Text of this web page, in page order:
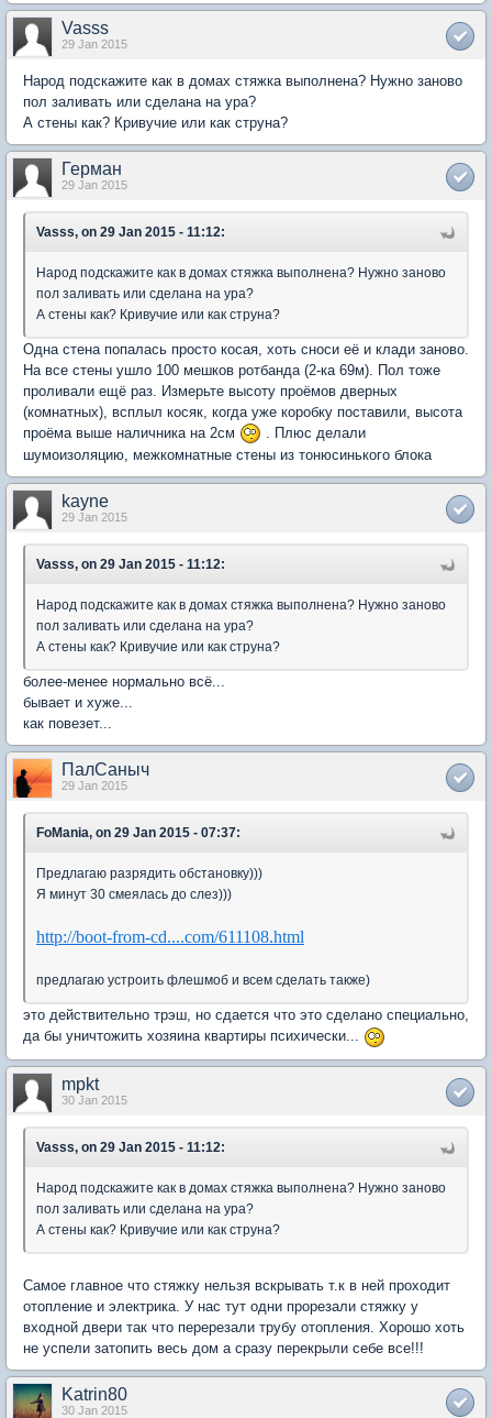
Vasss
29 Jan 2015
Народ подскажите как в домах стяжка выполнена? Нужно заново
пол заливать или сделана на ура?
А стены как? Кривучие или как струна?
Герман
29 Jan 2015
Vasss, on 29 Jan 2015 - 11:12:
Народ подскажите как в домах стяжка выполнена? Нужно заново
пол заливать или сделана на ура?
А стены как? Кривучие или как струна?
Одна стена попалась просто косая, хоть сноси её и клади заново.
На все стены ушло 100 мешков ротбанда (2-ка 69м). Пол тоже
проливали ещё раз. Измерьте высоту проёмов дверных
(комнатных), всплыл косяк, когда уже коробку поставили, высота
проёма выше наличника на 2см
. Плюс делали
шумоизоляцию, межкомнатные стены из тонюсинького блока
kayne
29 Jan 2015
Vasss, on 29 Jan 2015 - 11:12:
Народ подскажите как в домах стяжка выполнена? Нужно заново
пол заливать или сделана на ура?
А стены как? Кривучие или как струна?
более-менее нормально всё...
бывает и хуже...
как повезет...
ПалСаныч
29 Jan 2015
FoMania, on 29 Jan 2015 - 07:37:
Предлагаю разрядить обстановку)))
Я минут 30 смеялась до слез)))
http://boot-from-cd....com/611108.html
предлагаю устроить флешмоб и всем сделать также)
это действительно трэш, но сдается что это сделано специально,
да бы уничтожить хозяина квартиры психически...
mpkt
30 Jan 2015
Vasss, on 29 Jan 2015 - 11:12:
Народ подскажите как в домах стяжка выполнена? Нужно заново
пол заливать или сделана на ура?
А стены как? Кривучие или как струна?
Самое главное что стяжку нельзя вскрывать т.к в ней проходит
отопление и электрика. У нас тут одни прорезали стяжку у
входной двери так что перерезали трубу отопления. Хорошо хоть
не успели затопить весь дом а сразу перекрыли себе все!!!
Katrin80
30 Jan 2015